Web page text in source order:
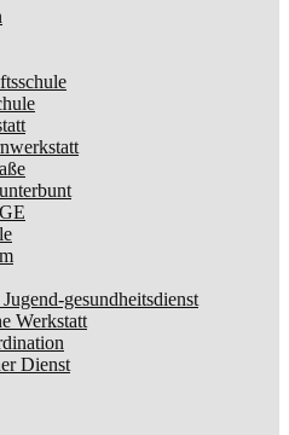
gesundheitsdienst
Werkstatt
Dienst